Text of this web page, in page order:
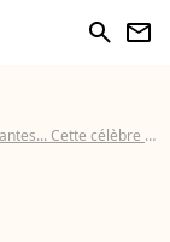
search newsletter
plus gros tubes de l'année perd connaissance sur scène